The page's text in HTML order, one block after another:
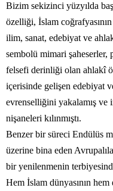
Bizim sekizinci yüzyılda
özelliği, İslam
ilim, sanat, edebiyat ve
sembolü mimari şaheserler,
felsefi derinliği olan ahlakî
içerisinde gelişen edebiyat
evrenselliğini yakalamış ve
nişaneleri kılınmıştı.
Benzer bir süreci Endülüs
üzerine bina eden
bir yenilenmenin
Hem İslam dünyasının hem